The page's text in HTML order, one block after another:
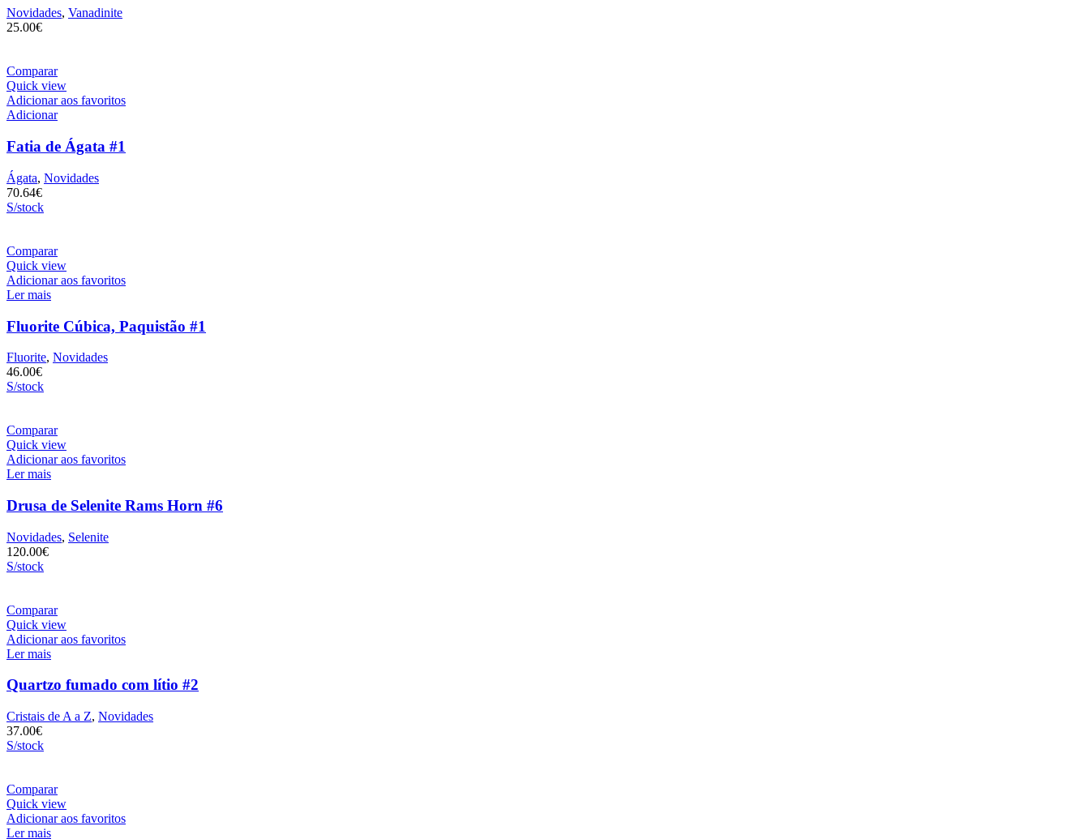
Novidades, Vanadinite
25.00€
Comparar
Quick view
Adicionar aos favoritos
Adicionar
Fatia de Ágata #1
Ágata, Novidades
70.64€
S/stock
Comparar
Quick view
Adicionar aos favoritos
Ler mais
Fluorite Cúbica, Paquistão #1
Fluorite, Novidades
46.00€
S/stock
Comparar
Quick view
Adicionar aos favoritos
Ler mais
Drusa de Selenite Rams Horn #6
Novidades, Selenite
120.00€
S/stock
Comparar
Quick view
Adicionar aos favoritos
Ler mais
Quartzo fumado com lítio #2
Cristais de A a Z, Novidades
37.00€
S/stock
Comparar
Quick view
Adicionar aos favoritos
Ler mais